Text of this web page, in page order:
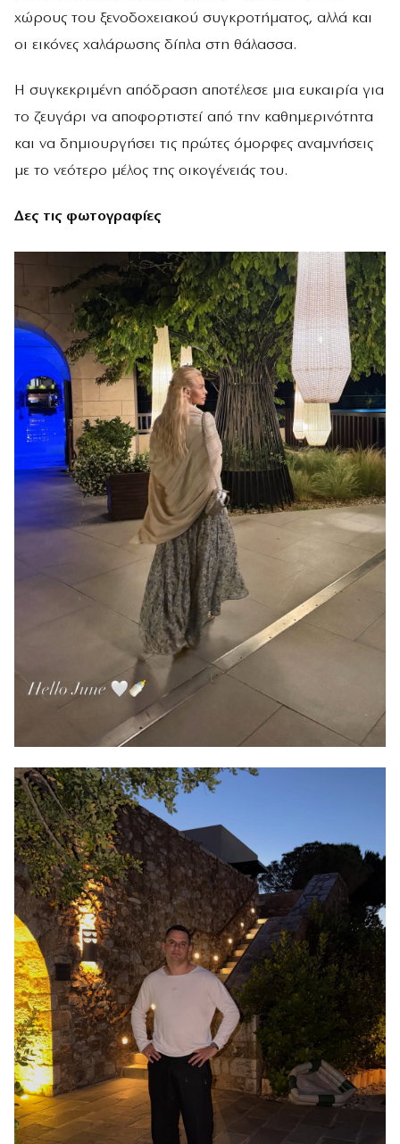
χώρους του ξενοδοχειακού συγκροτήματος, αλλά και
οι εικόνες χαλάρωσης δίπλα στη θάλασσα.
Η συγκεκριμένη απόδραση αποτέλεσε μια ευκαιρία για
το ζευγάρι να αποφορτιστεί από την καθημερινότητα
και να δημιουργήσει τις πρώτες όμορφες αναμνήσεις
με το νεότερο μέλος της οικογένειάς του.
Δες τις φωτογραφίες